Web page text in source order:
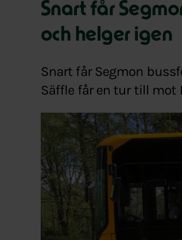
Snart får
och helger igen
Snart får Segmon
Säffle får en tur till mot